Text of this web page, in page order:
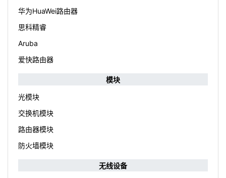
华为HuaWei路由器
思科精睿
Aruba
爱快路由器
模块
光模块
交换机模块
路由器模块
防火墙模块
无线设备